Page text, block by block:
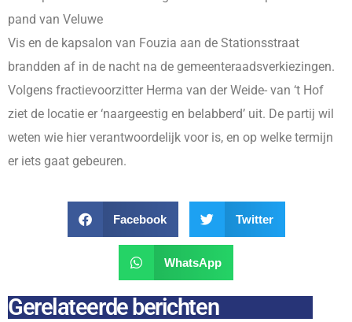
pand van Veluwe
Vis en de kapsalon van Fouzia aan de Stationsstraat
brandden af in de nacht na de gemeenteraadsverkiezingen.
Volgens fractievoorzitter Herma van der Weide- van ‘t Hof
ziet de locatie er ‘naargeestig en belabberd’ uit. De partij wil
weten wie hier verantwoordelijk voor is, en op welke termijn
er iets gaat gebeuren.
Facebook Twitter
WhatsApp
Gerelateerde berichten